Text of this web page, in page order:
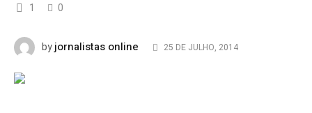
1 0
byjornalistas online 25 DE JULHO, 2014